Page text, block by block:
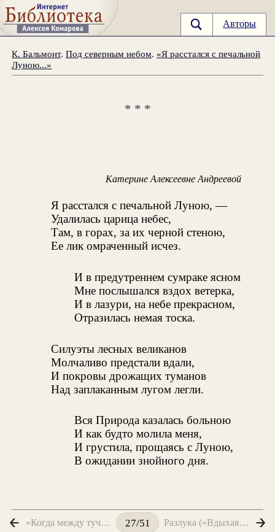
Авторы
К. Бальмонт.Под северным небом. «Я расстался с печальной
Луною...»
* * *
Катерине Алексеевне Андреевой
Я расстался с печальной Луною, —
Удалилась царица небес,
Там, в горах, за их черной стеною,
Ее лик омраченный исчез.
И в предутреннем сумраке ясном
Мне послышался вздох ветерка,
И в лазури, на небе прекрасном,
Отразилась немая тоска.
Силуэты лесных великанов
Молчаливо предстали вдали,
И покровы дрожащих туманов
Над заплаканным лугом легли.
Вся Природа казалась больною
И как будто молила меня,
И грустила, прощаясь с Луною,
В ожидании знойного дня.
«Когда между тучек туманных...» 27/51 Разлука («Вдыхая морской освежительный воздух...»)